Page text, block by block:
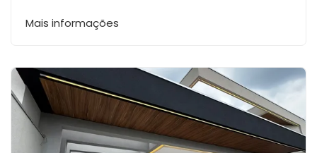
Mais informações